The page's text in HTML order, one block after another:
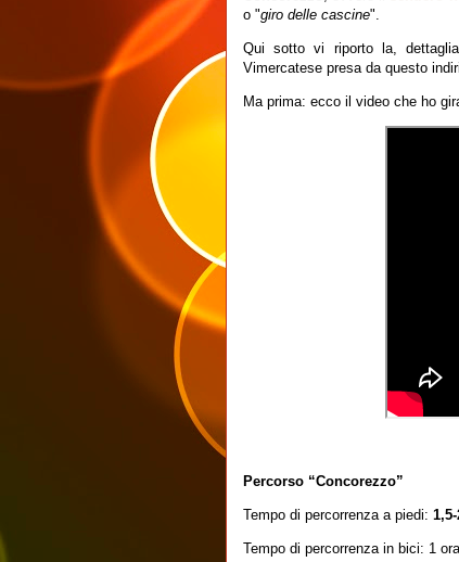
o "giro delle cascine".
Qui sotto vi riporto la,
Vimercatese presa da questo
Ma prima: ecco il video che ho
Percorso “Concorezzo”
Tempo di percorrenza a piedi:
Tempo di percorrenza in bici: 1